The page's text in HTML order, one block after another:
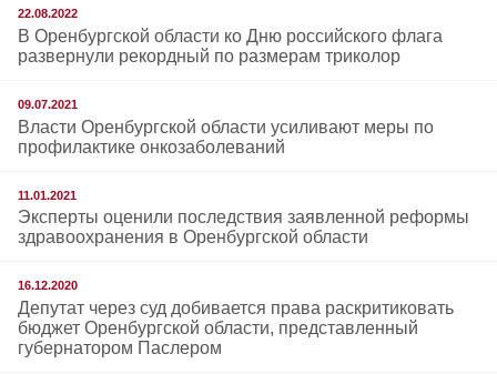
22.08.2022
В Оренбургской области ко Дню российского флага
развернули рекордный по размерам триколор
09.07.2021
Власти Оренбургской области усиливают меры по
профилактике онкозаболеваний
11.01.2021
Эксперты оценили последствия заявленной реформы
здравоохранения в Оренбургской области
16.12.2020
Депутат через суд добивается права раскритиковать
бюджет Оренбургской области, представленный
губернатором Паслером